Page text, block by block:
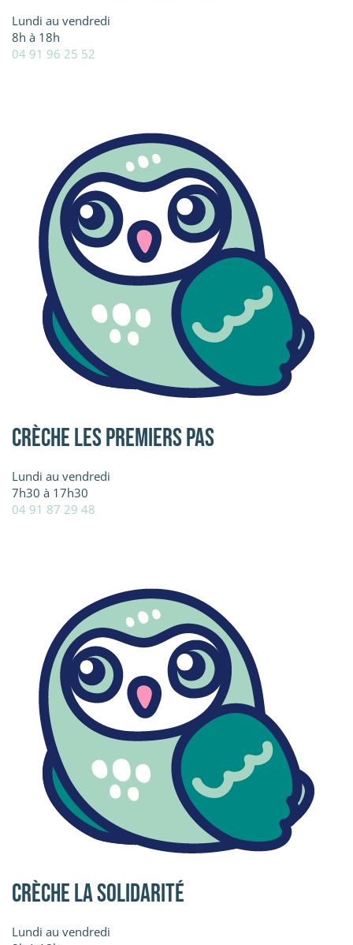
Lundi au vendredi
8h à 18h
04 91 96 25 52
Crèche Les Premiers pas
Lundi au vendredi
7h30 à 17h30
04 91 87 29 48
Crèche La Solidarité
Lundi au vendredi